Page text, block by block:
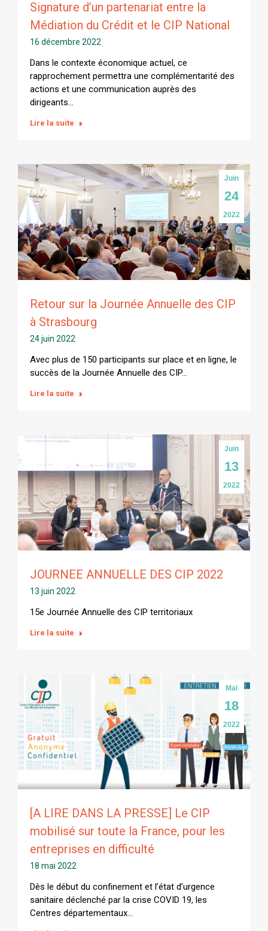
Signature d’un partenariat entre la
Médiation du Crédit et le CIP National
16 décembre 2022
Dans le contexte économique actuel, ce
rapprochement permettra une complémentarité des
actions et une communication auprès des
dirigeants…
Lire la suite
Juin
24
2022
Retour sur la Journée Annuelle des CIP
à Strasbourg
24 juin 2022
Avec plus de 150 participants sur place et en ligne, le
succès de la Journée Annuelle des CIP…
Lire la suite
Juin
13
2022
JOURNEE ANNUELLE DES CIP 2022
13 juin 2022
15e Journée Annuelle des CIP territoriaux
Lire la suite
Mai
18
2022
[A LIRE DANS LA PRESSE] Le CIP
mobilisé sur toute la France, pour les
entreprises en difficulté
18 mai 2022
Dès le début du confinement et l’état d’urgence
sanitaire déclenché par la crise COVID 19, les
Centres départementaux…